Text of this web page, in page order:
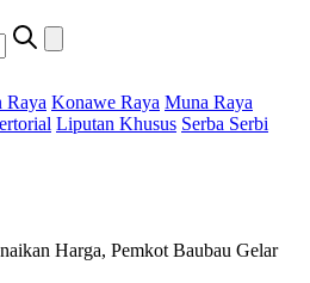
Raya Konawe Raya Muna Raya
Liputan Khusus Serba Serbi
Harga, Pemkot Baubau Gelar